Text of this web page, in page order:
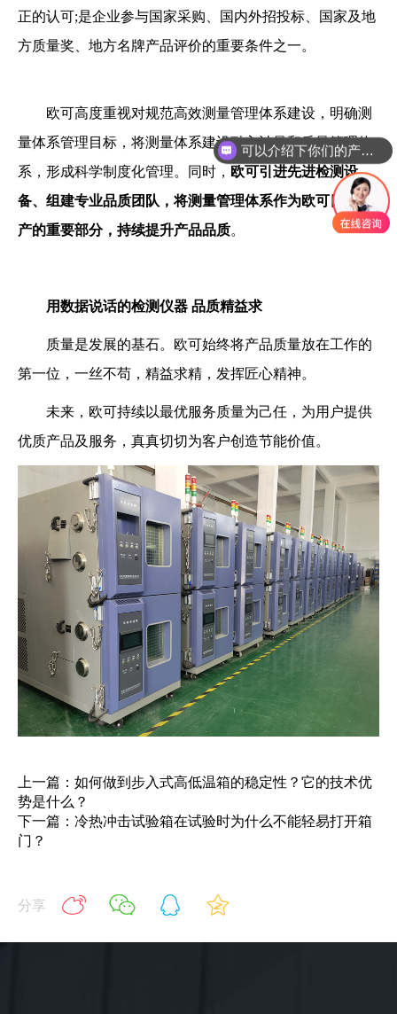
正的认可;是企业参与国家采购、国内外招投标、国家及地
方质量奖、地方名牌产品评价的重要条件之一。
欧可高度重视对规范高效测量管理体系建设，明确测
量体系管理目标，将测量体系建设融入计量和质量管理体
系，形成科学制度化管理。同时， 欧可引进先进检测设
备、组建专业品质团队，将测量管理体系作为欧可日常生
产的重要部分，持续提升产品品质。
用数据说话的检测仪器 品质精益求
质量是发展的基石。欧可始终将产品质量放在工作的
第一位，一丝不苟，精益求精，发挥匠心精神。
未来，欧可持续以最优服务质量为己任，为用户提供
优质产品及服务，真真切切为客户创造节能价值。
上一篇：如何做到步入式高低温箱的稳定性？它的技术优
势是什么？
下一篇：冷热冲击试验箱在试验时为什么不能轻易打开箱
门？
分享
可以介绍下你们的产品么？